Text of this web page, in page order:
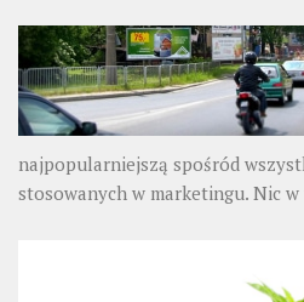
najpopularniejszą spośród
stosowanych w marketingu. Nic